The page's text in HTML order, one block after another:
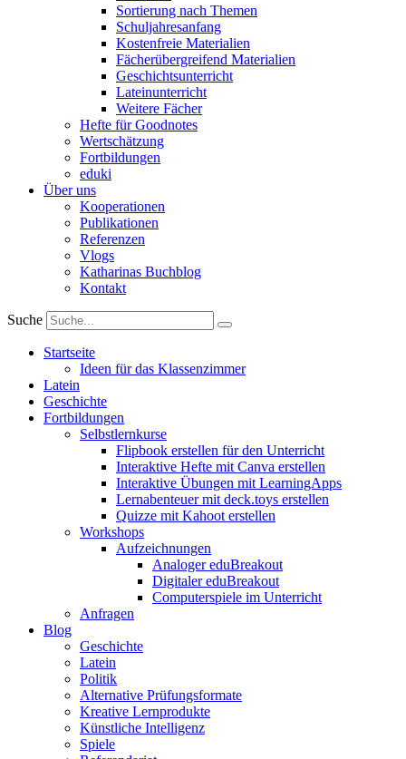
Sortierung nach Themen
Schuljahresanfang
Kostenfreie Materialien
Fächerübergreifend Materialien
Geschichtsunterricht
Lateinunterricht
Weitere Fächer
Hefte für Goodnotes
Wertschätzung
Fortbildungen
eduki
Über uns
Kooperationen
Publikationen
Referenzen
Vlogs
Katharinas Buchblog
Kontakt
Suche
Startseite
Ideen für das Klassenzimmer
Latein
Geschichte
Fortbildungen
Selbstlernkurse
Flipbook erstellen für den Unterricht
Interaktive Hefte mit Canva erstellen
Interaktive Übungen mit LearningApps
Lernabenteuer mit deck.toys erstellen
Quizze mit Kahoot erstellen
Workshops
Aufzeichnungen
Analoger eduBreakout
Digitaler eduBreakout
Computerspiele im Unterricht
Anfragen
Blog
Geschichte
Latein
Politik
Alternative Prüfungsformate
Kreative Lernprodukte
Künstliche Intelligenz
Spiele